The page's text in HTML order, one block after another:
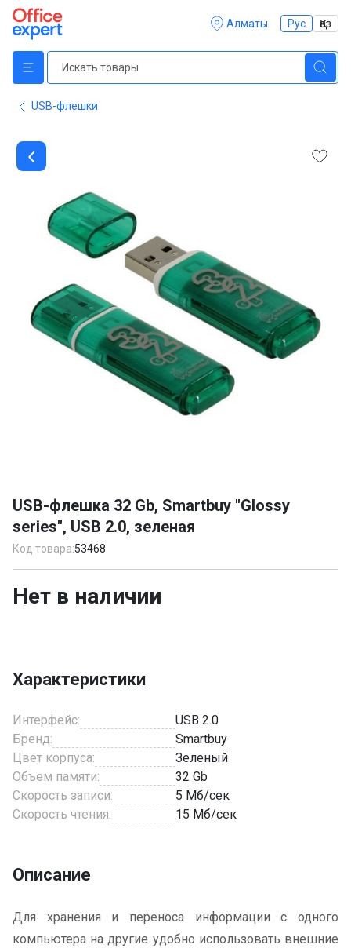
Алматы Рус Қаз
USB-флешки
of
1
USB-флешка 32 Gb, Smartbuy "Glossy
series", USB 2.0, зеленая
Код товара:53468
Нет в наличии
Характеристики
Интерфейс:
USB 2.0
Бренд:
Smartbuy
Цвет корпуса:
Зеленый
Объем памяти:
32 Gb
Скорость записи:
5 Мб/сек
Скорость чтения:
15 Мб/сек
Описание
Для хранения и переноса информации с одного
компьютера на другие удобно использовать внешние